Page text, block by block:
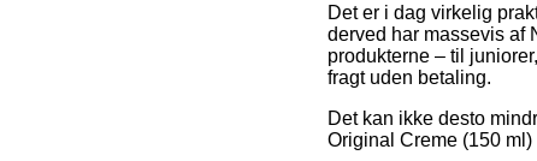
Det er i dag virkelig
derved har massevis af
produkterne – til
fragt uden betaling.
Det kan ikke desto
Original Creme (150